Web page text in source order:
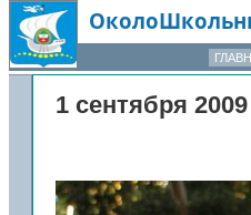
1 сентября